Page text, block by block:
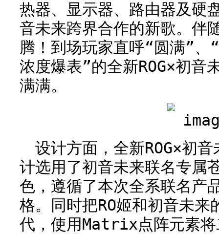
热器、显示器、路由器及硬
音未来跨界合作的新歌。伴
腾！到场玩家直呼“圆满”、
浓度爆表”的全新ROG×初音
满满。
设计方面，全新ROG×初
计选用了初音未来联名专属
色，遵循了本次全系联名产
格。同时把RO姬和初音未
代，使用Matrix点阵元素将